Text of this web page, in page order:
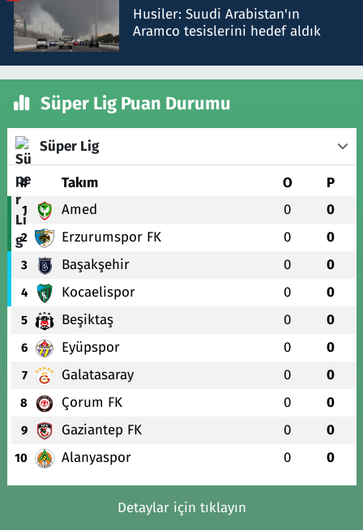
Husiler: Suudi Arabistan'ın
Aramco tesislerini hedef aldık
Süper Lig Puan Durumu
Süper Lig
# Takım O P
1 Amed 0 0
2 Erzurumspor FK 0 0
3 Başakşehir 0 0
4 Kocaelispor 0 0
5 Beşiktaş 0 0
6 Eyüpspor 0 0
7 Galatasaray 0 0
8 Çorum FK 0 0
9 Gaziantep FK 0 0
10 Alanyaspor 0 0
Detaylar için tıklayın